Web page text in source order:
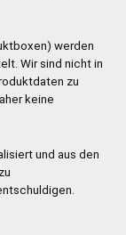
werden
Wir sind nicht in
zu
keine
und aus den